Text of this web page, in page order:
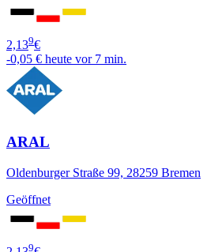
2,139€
-0,05 € heute vor 7 min.
ARAL
Oldenburger Straße 99, 28259 Bremen
Geöffnet
9